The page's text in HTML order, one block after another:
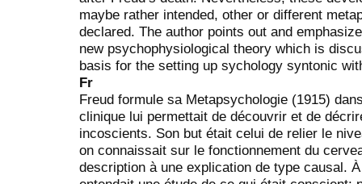
maybe rather intended, other or different
declared. The author points out and
new psychophysiological theory which is
basis for the setting up sychology syntonic
Fr
Freud formule sa Metapsychologie (1915)
clinique lui permettait de découvrir et de
incoscients. Son but était celui de relier le
on connaissait sur le fonctionnement du
description à une explication de type causal.